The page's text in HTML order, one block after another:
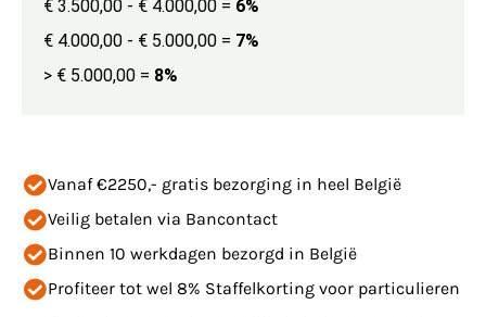
€ 3.500,00 - € 4.000,00 = 6%
€ 4.000,00 - € 5.000,00 = 7%
> € 5.000,00 = 8%
Vanaf €2250,- gratis bezorging in heel België
Veilig betalen via Bancontact
Binnen 10 werkdagen bezorgd in België
Profiteer tot wel 8% Staffelkorting voor particulieren